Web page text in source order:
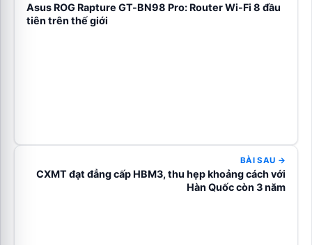
Asus ROG Rapture GT-BN98 Pro: Router Wi-Fi 8 đầu
tiên trên thế giới
BÀI SAU →
CXMT đạt đẳng cấp HBM3, thu hẹp khoảng cách với
Hàn Quốc còn 3 năm